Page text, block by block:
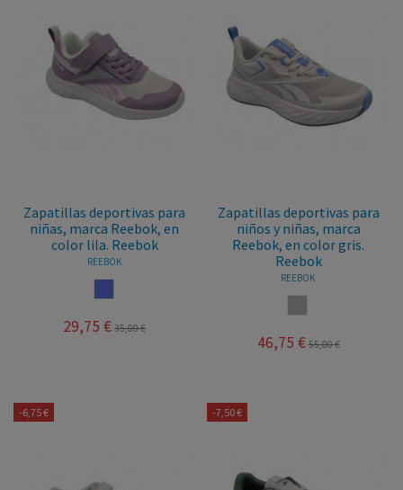
Zapatillas deportivas para
niñas, marca Reebok, en
color lila. Reebok
REEBOK
29,75 € 35,00 €
Zapatillas deportivas para
niños y niñas, marca
Reebok, en color gris.
Reebok
REEBOK
46,75 € 55,00 €
-6,75 € -7,50 €